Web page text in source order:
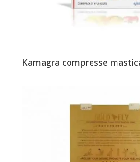
Kamagra compresse